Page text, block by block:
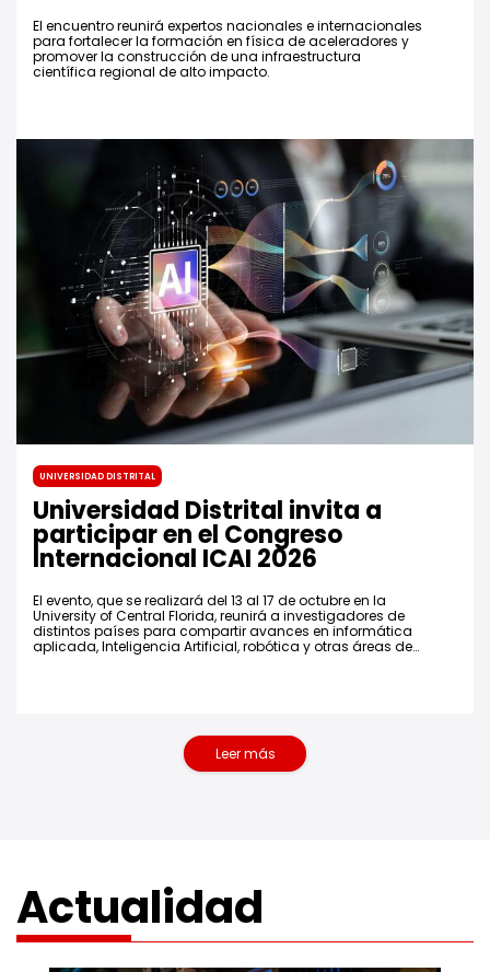
El encuentro reunirá expertos nacionales e internacionales
para fortalecer la formación en física de aceleradores y
promover la construcción de una infraestructura
científica regional de alto impacto.
Universidad Distrital
Universidad Distrital invita a
participar en el Congreso
Internacional ICAI 2026
El evento, que se realizará del 13 al 17 de octubre en la
University of Central Florida, reunirá a investigadores de
distintos países para compartir avances en informática
aplicada, Inteligencia Artificial, robótica y otras áreas de
Leer más noticias de universidad
Actualidad